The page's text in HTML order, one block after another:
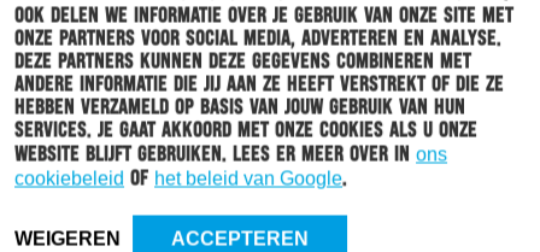
Ook delen we informatie over je gebruik van onze site met
onze partners voor social media, adverteren en analyse.
Deze partners kunnen deze gegevens combineren met
andere informatie die jij aan ze heeft verstrekt of die ze
hebben verzameld op basis van jouw gebruik van hun
services. Je gaat akkoord met onze cookies als u onze
website blijft gebruiken. Lees er meer over in ons
cookiebeleid of het beleid van Google.
WEIGEREN ACCEPTEREN